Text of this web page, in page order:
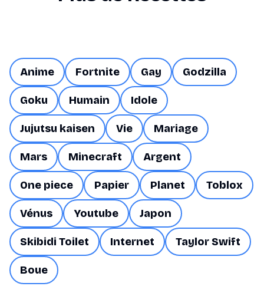
Anime Fortnite Gay Godzilla
Goku Humain Idole
Jujutsu kaisen Vie Mariage
Mars Minecraft Argent
One piece Papier Planet Toblox
Vénus Youtube Japon
Skibidi Toilet Internet Taylor Swift
Boue